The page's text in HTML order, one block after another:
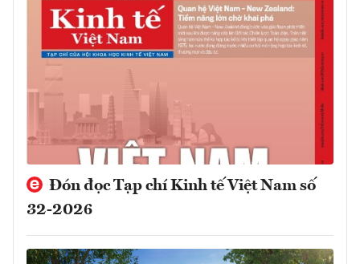
Đón đọc Tạp chí Kinh tế Việt Nam số
32-2026